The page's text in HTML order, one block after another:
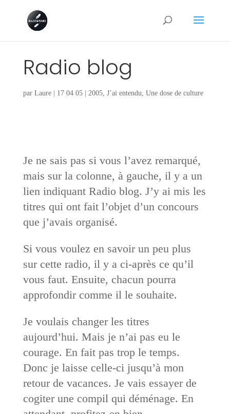
Radio blog
par Laure| 17 04 05| 2005, J’ai entendu Une dose de culture
Je ne sais pas si vous l’avez remarqué,
mais sur la colonne, à gauche, il y a un
lien indiquant Radio blog. J’y ai mis les
titres qui ont fait l’objet d’un concours
que j’avais organisé.
Si vous voulez en savoir un peu plus
sur cette radio, il y a ci-après ce qu’il
vous faut. Ensuite, chacun pourra
approfondir comme il le souhaite.
Je voulais changer les titres
aujourd’hui. Mais je n’ai pas eu le
courage. En fait pas trop le temps.
Donc je laisse celle-ci jusqu’à mon
retour de vacances. Je vais essayer de
cogiter une compil qui déménage. En